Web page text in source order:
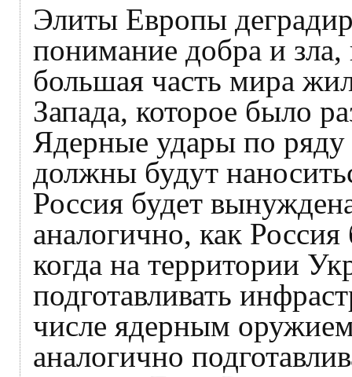
Элиты Европы
понимание добра и
большая часть мира
Запада, которое было
Ядерные удары по ряду
должны будут
Россия будет
аналогично, как
когда на территории
подготавливать
числе ядерным
аналогично